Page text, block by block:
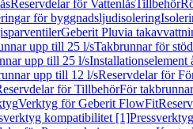
Reservdelar för VattenlåsTillbehör
för byggnadsljudisolering
Geberit Pluvia
upp till 25 l/sTakbrunnar för
upp till 25 l/sInstallationselement
upp till 12 l/sReservdelar för
för TillbehörFör takbrunnar
Verktyg för Geberit FlowFit
kompatibilitet [1]